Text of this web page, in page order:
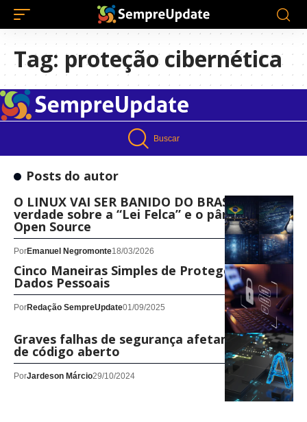
Tag: proteção cibernética
Buscar
Posts do autor
O LINUX VAI SER BANIDO DO BRASIL? A
verdade sobre a “Lei Felca” e o pânico no
Open Source
PorEmanuel Negromonte18/03/2026
Cinco Maneiras Simples de Proteger Seus
Dados Pessoais
PorRedação SempreUpdate01/09/2025
Graves falhas de segurança afetam IA e ML
de código aberto
PorJardeson Márcio29/10/2024